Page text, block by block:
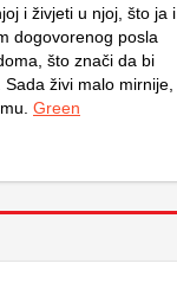
i živjeti u njoj, što ja i
dogovorenog posla
što znači da bi
živi malo mirnije,
Green